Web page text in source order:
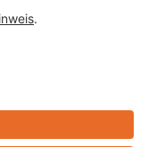
Technikchat